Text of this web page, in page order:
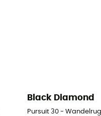
Black Diamond
Pursuit 30 -